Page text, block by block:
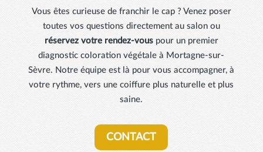
Vous êtes curieuse de franchir le cap ? Venez poser
toutes vos questions directement au salon ou
réservez votre rendez-vouspour un premier
diagnostic coloration végétale à Mortagne-sur-
Sèvre. Notre équipe est là pour vous accompagner, à
votre rythme, vers une coiffure plus naturelle et plus
saine.
CONTACT